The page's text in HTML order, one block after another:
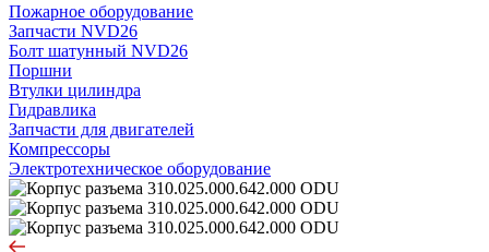
Пожарное оборудование
Запчасти NVD26
Болт шатунный NVD26
Поршни
Втулки цилиндра
Гидравлика
Запчасти для двигателей
Компрессоры
Электротехническое оборудование